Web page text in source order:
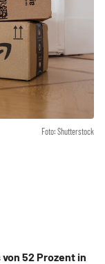
Foto: Shutterstock
52 Prozent in